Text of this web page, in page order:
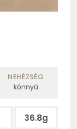
NEHÉZSÉG
könnyű
36.8g